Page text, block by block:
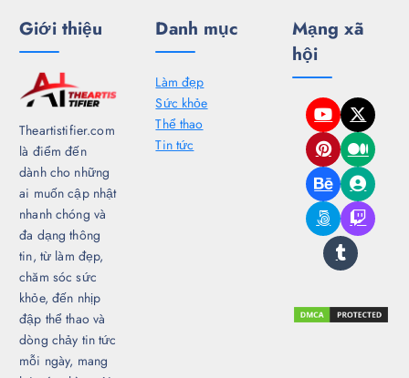
b
à
i
v
i
ế
t
Giới thiệu
Theartistifier.com
là điểm đến
dành cho những
ai muốn cập nhật
nhanh chóng và
đa dạng thông
tin, từ làm đẹp,
chăm sóc sức
khỏe, đến nhịp
đập thể thao và
dòng chảy tin tức
mỗi ngày, mang
Danh mục
Làm đẹp
Sức khỏe
Thể thao
Tin tức
Mạng xã
hội